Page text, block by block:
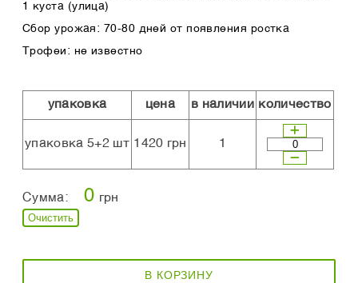
1 куста (улица)
Сбор урожая: 70-80 дней от появления ростка
Трофеи: не известно
упаковка цена в наличии количество
упаковка 5+2 шт 1420 грн 1
Сумма: 0 грн
Очистить
В КОРЗИНУ